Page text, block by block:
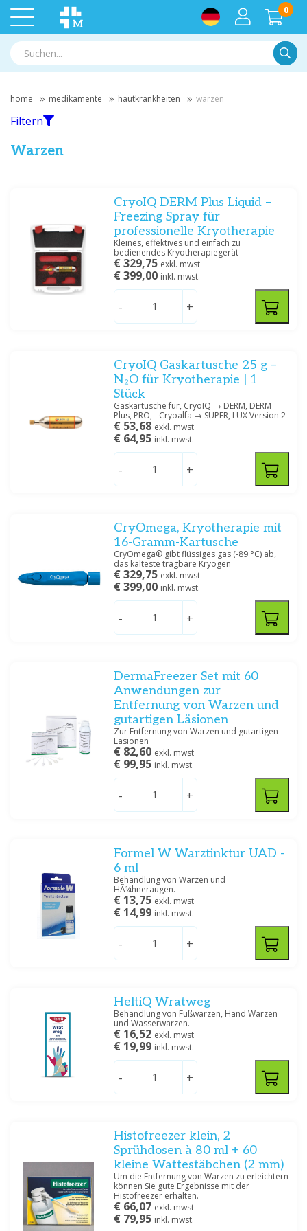
0
home medikamente hautkrankheiten warzen
Nach Marke filtern
All-in-1 bvba
Mylan BV(1)
Omega Pharma Nederland BV(1)
Spezifikation
Creme/zalf, Oplossing/lotion/gel(4)
Filtern
Warzen
CryoIQ DERM Plus Liquid –
Freezing Spray für
professionelle Kryotherapie
Kleines, effektives und einfach zu
bedienendes Kryotherapiegerät
€ 329,75 exkl. mwst
€ 399,00 inkl. mwst.
- +
CryoIQ Gaskartusche 25 g –
N₂O für Kryotherapie | 1
Stück
Gaskartusche für, CryoIQ → DERM, DERM
Plus, PRO, - Cryoalfa → SUPER, LUX Version 2
€ 53,68 exkl. mwst
€ 64,95 inkl. mwst.
- +
CryOmega, Kryotherapie mit
16-Gramm-Kartusche
CryOmega® gibt flüssiges gas (-89 °C) ab,
das kälteste tragbare Kryogen
€ 329,75 exkl. mwst
€ 399,00 inkl. mwst.
- +
DermaFreezer Set mit 60
Anwendungen zur
Entfernung von Warzen und
gutartigen Läsionen
Zur Entfernung von Warzen und gutartigen
Läsionen
€ 82,60 exkl. mwst
€ 99,95 inkl. mwst.
- +
Formel W Warztinktur UAD -
6 ml
Behandlung von Warzen und
HÃ¼hneraugen.
€ 13,75 exkl. mwst
€ 14,99 inkl. mwst.
- +
HeltiQ Wratweg
Behandlung von Fußwarzen, Hand Warzen
und Wasserwarzen.
€ 16,52 exkl. mwst
€ 19,99 inkl. mwst.
- +
Histofreezer klein, 2
Sprühdosen à 80 ml + 60
kleine Wattestäbchen (2 mm)
Um die Entfernung von Warzen zu erleichtern
können Sie gute Ergebnisse mit der
Histofreezer erhalten.
€ 66,07 exkl. mwst
€ 79,95 inkl. mwst.